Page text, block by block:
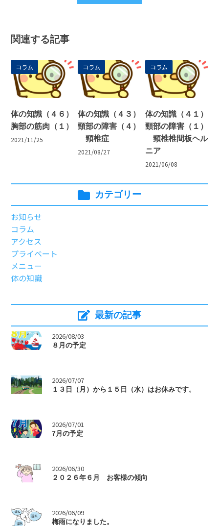
関連する記事
コラム
体の知識（４６）
胸部の筋肉（１）
2021/11/25
コラム
体の知識（４３）
頸部の障害（４）
頸椎症
2021/08/27
コラム
体の知識（４１）
頸部の障害（１）
頸椎椎間板ヘル
ニア
2021/06/08
カテゴリー
お知らせ
コラム
アクセス
プライベート
メニュー
体の知識
最新の記事
> 2026/08/03
８月の予定
> 2026/07/07
１３日（月）から１５日（水）はお休みです。
> 2026/07/01
7月の予定
> 2026/06/30
２０２６年６月 お客様の傾向
> 2026/06/09
梅雨になりました。